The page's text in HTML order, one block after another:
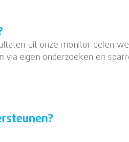
uit onze monitor delen
eigen onderzoeken en